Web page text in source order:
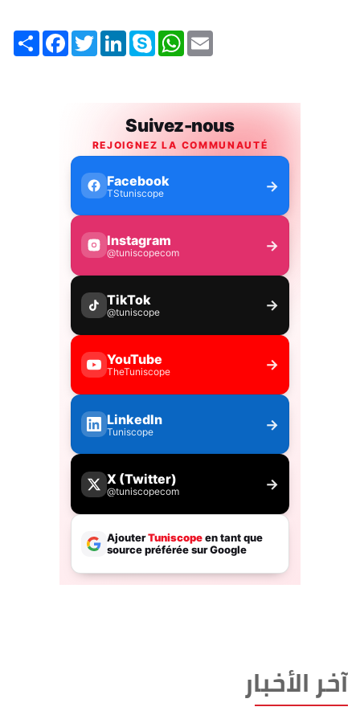
Share FacebookTwitterLinkedInSkype WhatsApp
آخر الأخبار